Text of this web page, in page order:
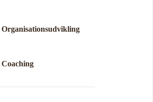
Organisationsudvikling
Coaching